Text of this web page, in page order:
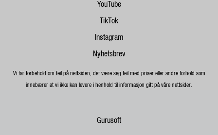
YouTube
TikTok
Instagram
Nyhetsbrev
Vi tar forbehold om feil på nettsiden, det være seg feil med priser eller andre forhold som
innebærer at vi ikke kan levere i henhold til informasjon gitt på våre nettsider.
Gurusoft